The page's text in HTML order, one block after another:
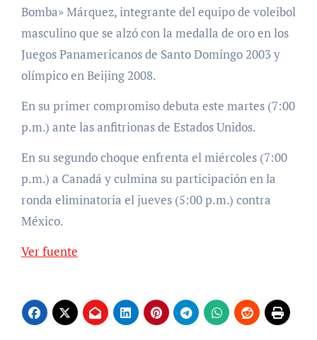
Bomba» Márquez, integrante del equipo de voleibol
masculino que se alzó con la medalla de oro en los
Juegos Panamericanos de Santo Domingo 2003 y
olímpico en Beijing 2008.
En su primer compromiso debuta este martes (7:00
p.m.) ante las anfitrionas de Estados Unidos.
En su segundo choque enfrenta el miércoles (7:00
p.m.) a Canadá y culmina su participación en la
ronda eliminatoria el jueves (5:00 p.m.) contra
México.
Ver fuente